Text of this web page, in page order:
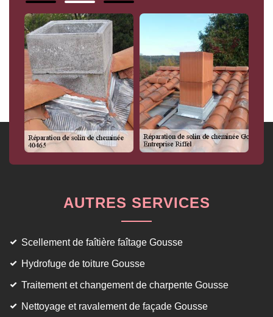
AUTRES SERVICES
Scellement de faîtière faîtage Gousse
Hydrofuge de toiture Gousse
Traitement et changement de charpente Gousse
Nettoyage et ravalement de façade Gousse